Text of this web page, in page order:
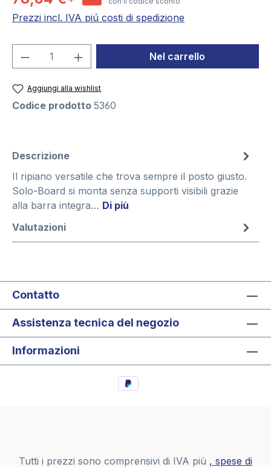
Prezzi incl. IVA piú costi di spedizione
Quantità del prodotto: inserisci la
Nel carrello
Aggiungi alla wishlist
Codice prodotto 5360
Descrizione
Il ripiano versatile che trova sempre il posto giusto.
Solo-Board si monta senza supporti visibili grazie
alla barra integra… Di più
Valutazioni
Contatto
Assistenza tecnica del negozio
Informazioni
Tutti i prezzi sono comprensivi di IVA più , spese di